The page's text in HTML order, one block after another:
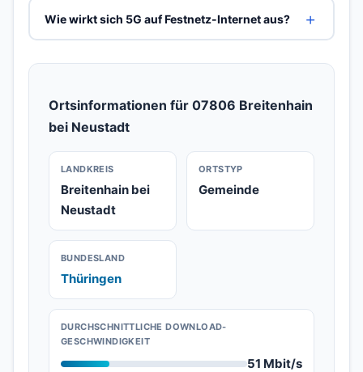
Wie wirkt sich 5G auf Festnetz-Internet aus?
Ortsinformationen für 07806 Breitenhain
bei Neustadt
LANDKREIS
Breitenhain bei
Neustadt
ORTSTYP
Gemeinde
BUNDESLAND
Thüringen
DURCHSCHNITTLICHE DOWNLOAD-
GESCHWINDIGKEIT
51 Mbit/s